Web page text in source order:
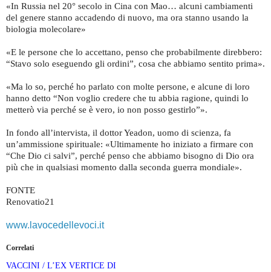
«In Russia nel 20° secolo in Cina con Mao… alcuni cambiamenti
del genere stanno accadendo di nuovo, ma ora stanno usando la
biologia molecolare»
«E le persone che lo accettano, penso che probabilmente direbbero:
“Stavo solo eseguendo gli ordini”, cosa che abbiamo sentito prima».
«Ma lo so, perché ho parlato con molte persone, e alcune di loro
hanno detto “Non voglio credere che tu abbia ragione, quindi lo
metterò via perché se è vero, io non posso gestirlo”».
In fondo all’intervista, il dottor Yeadon, uomo di scienza, fa
un’ammissione spirituale: «Ultimamente ho iniziato a firmare con
“Che Dio ci salvi”, perché penso che abbiamo bisogno di Dio ora
più che in qualsiasi momento dalla seconda guerra mondiale».
FONTE
Renovatio21
www.lavocedellevoci.it
Correlati
VACCINI / L’EX VERTICE DI